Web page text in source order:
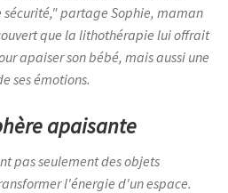
sécurité,"partage Sophie, maman
que la lithothérapie lui offrait
apaiser son bébé, mais aussi une
ses émotions.
apaisante
pas seulement des objets
l'énergie d'un espace.